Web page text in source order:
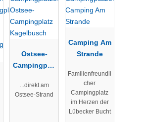
Ostsee-
Campingplat
Kagelbusch
...direkt am
Ostsee-Strand
Camping Am
Strande
Familienfreundli
cher
Campingplatz
im Herzen der
Lübecker Bucht